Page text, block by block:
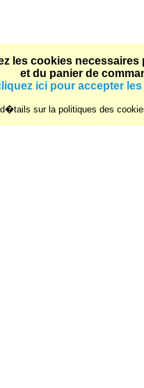
Articles News de Tout & Partout Section
les cookies
et du panier de
ici pour accepter
sur la politiques des